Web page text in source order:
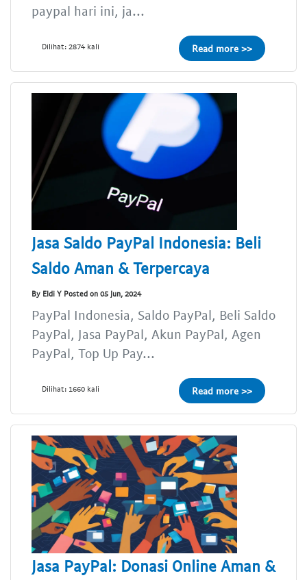
paypal hari ini, ja...
Dilihat: 2874 kali Read more >>
Jasa Saldo PayPal Indonesia: Beli
Saldo Aman & Terpercaya
By Eldi Y Posted on 05 Jun, 2024
PayPal Indonesia, Saldo PayPal, Beli Saldo
PayPal, Jasa PayPal, Akun PayPal, Agen
PayPal, Top Up Pay...
Dilihat: 1660 kali Read more >>
Jasa PayPal: Donasi Online Aman &